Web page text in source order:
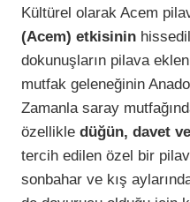
Kültürel olarak Acem
(Acem) etkisinin
dokunuşların pilava
mutfak geleneğinin
Zamanla saray
özellikle düğün, davet
tercih edilen özel bir
sonbahar ve kış